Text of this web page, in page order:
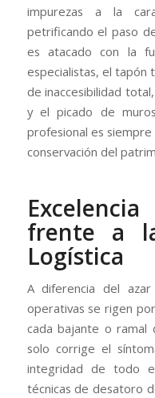
impurezas a la
petrificando el paso
es atacado con la
especialistas, el tapón
de inaccesibilidad
y el picado de
profesional es
conservación del
frente a
Logística
A diferencia del azar
operativas se rigen
cada bajante o ramal
solo corrige el
integridad de todo
técnicas de desatoro